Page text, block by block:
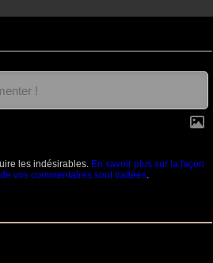
les indésirables. En savoir plus sur la façon
vos commentaires sont traitées.